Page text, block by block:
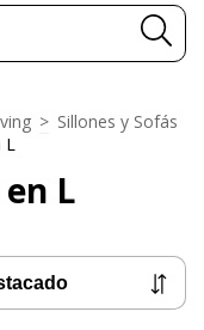
> Sillones y Sofás
L
L